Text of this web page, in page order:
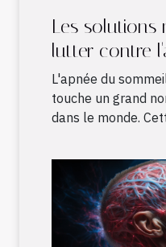
Les solutions
lutter contre
sommeil
L'apnée du
touche un grand
dans le monde.